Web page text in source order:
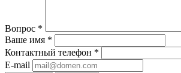
Вопрос *
Ваше имя *
Контактный телефон *
E-mail